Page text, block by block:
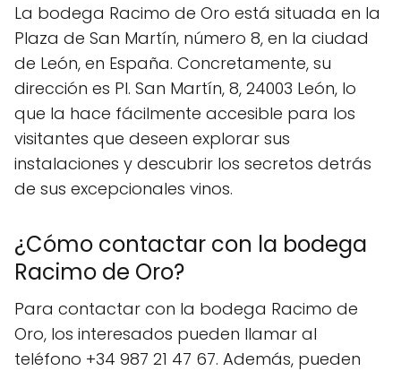
La bodega Racimo de Oro está situada en la
Plaza de San Martín, número 8, en la ciudad
de León, en España. Concretamente, su
dirección es Pl. San Martín, 8, 24003 León, lo
que la hace fácilmente accesible para los
visitantes que deseen explorar sus
instalaciones y descubrir los secretos detrás
de sus excepcionales vinos.
¿Cómo contactar con la bodega
Racimo de Oro?
Para contactar con la bodega Racimo de
Oro, los interesados pueden llamar al
teléfono +34 987 21 47 67. Además, pueden